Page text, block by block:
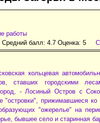
работы
балл: 4.7 Оценка: 5
кольцевая
ставших городскими
- Лосиный Остров с
"островки", прижимавшиеся
"ожерелье" на
бывшее село и старинная